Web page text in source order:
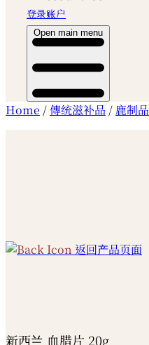
登录账户
Open main menu
Home /傳统滋补品 / 鹿制品
返回产品页面
新西兰 血腊片 20g